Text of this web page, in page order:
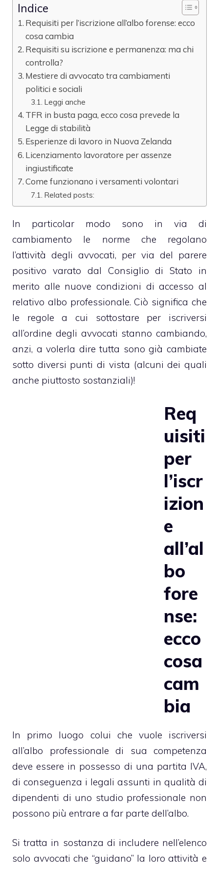
Indice
Requisiti per l’iscrizione all’albo forense: ecco
cosa cambia
Requisiti su iscrizione e permanenza: ma chi
controlla?
Mestiere di avvocato tra cambiamenti
politici e sociali
Leggi anche
TFR in busta paga, ecco cosa prevede la
Legge di stabilità
Esperienze di lavoro in Nuova Zelanda
Licenziamento lavoratore per assenze
ingiustificate
Come funzionano i versamenti volontari
Related posts:
In particolar modo sono in via di
cambiamento le norme che regolano
l’attività degli avvocati, per via del parere
positivo varato dal Consiglio di Stato in
merito alle nuove condizioni di accesso al
relativo albo professionale. Ciò significa che
le regole a cui sottostare per iscriversi
all’ordine degli avvocati stanno cambiando,
anzi, a volerla dire tutta sono già cambiate
sotto diversi punti di vista (alcuni dei quali
anche piuttosto sostanziali)!
Req
uisiti
per
l’iscr
izion
e
all’al
bo
fore
nse:
ecco
cosa
cam
bia
In primo luogo colui che vuole iscriversi
all’albo professionale di sua competenza
deve essere in possesso di una partita IVA,
di conseguenza i legali assunti in qualità di
dipendenti di uno studio professionale non
possono più entrare a far parte dell’albo.
Si tratta in sostanza di includere nell’elenco
solo avvocati che “guidano” la loro attività e